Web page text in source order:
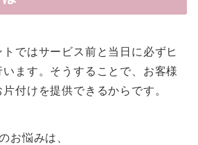
ではサービス前と当日に必ずヒ
ます。そうすることで、お客様
付けを提供できるからです。
お悩みは、